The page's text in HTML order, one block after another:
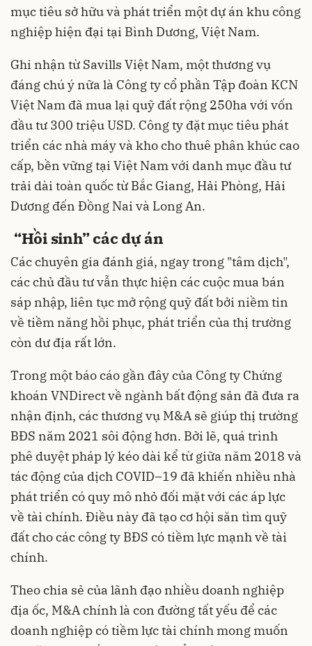
mục tiêu sở hữu và phát triển một dự án khu công
nghiệp hiện đại tại Bình Dương, Việt Nam.
Ghi nhận từ Savills Việt Nam, một thương vụ
đáng chú ý nữa là Công ty cổ phần Tập đoàn KCN
Việt Nam đã mua lại quỹ đất rộng 250ha với vốn
đầu tư 300 triệu USD. Công ty đặt mục tiêu phát
triển các nhà máy và kho cho thuê phân khúc cao
cấp, bền vững tại Việt Nam với danh mục đầu tư
trải dài toàn quốc từ Bắc Giang, Hải Phòng, Hải
Dương đến Đồng Nai và Long An.
“Hồi sinh” các dự án
Các chuyên gia đánh giá, ngay trong "tâm dịch",
các chủ đầu tư vẫn thực hiện các cuộc mua bán
sáp nhập, liên tục mở rộng quỹ đất bởi niềm tin
về tiềm năng hồi phục, phát triển của thị trường
còn dư địa rất lớn.
Trong một báo cáo gần đây của Công ty Chứng
khoán VNDirect về ngành bất động sản đã đưa ra
nhận định, các thương vụ M&A sẽ giúp thị trường
BĐS năm 2021 sôi động hơn. Bởi lẽ, quá trình
phê duyệt pháp lý kéo dài kể từ giữa năm 2018 và
tác động của dịch COVID–19 đã khiến nhiều nhà
phát triển có quy mô nhỏ đối mặt với các áp lực
về tài chính. Điều này đã tạo cơ hội săn tìm quỹ
đất cho các công ty BĐS có tiềm lực mạnh về tài
chính.
Theo chia sẻ của lãnh đạo nhiều doanh nghiệp
địa ốc, M&A chính là con đường tất yếu để các
doanh nghiệp có tiềm lực tài chính mong muốn